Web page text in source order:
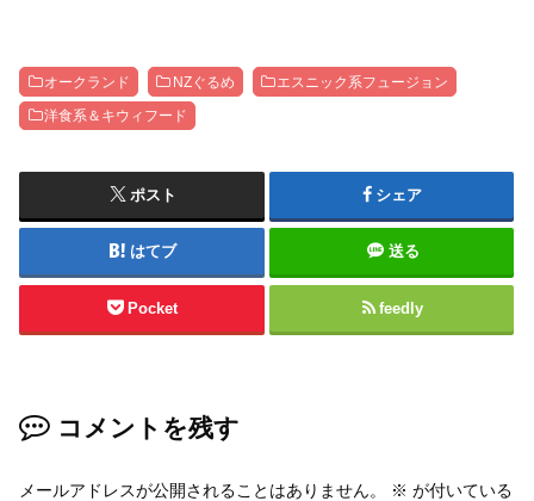
オークランド NZぐるめ エスニック系フュージョン
洋食系＆キウィフード
ポスト シェア
はてブ 送る
Pocket feedly
コメントを残す
メールアドレスが公開されることはありません。 ※ が付いている